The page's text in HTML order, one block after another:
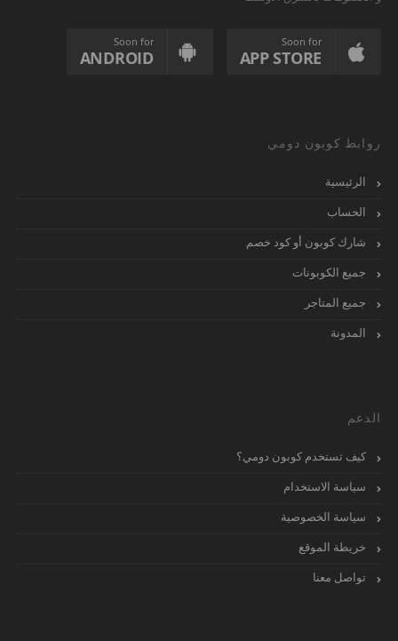
Soon for
APP STORE
Soon for
ANDROID
روابط كوبون دومي
الرئيسية
الحساب
شارك كوبون أو كود خصم
جميع الكوبونات
جميع المتاجر
المدونة
الدعم
كيف تستخدم كوبون دومي؟
سياسة الاستخدام
سياسة الخصوصية
خريطة الموقع
تواصل معنا